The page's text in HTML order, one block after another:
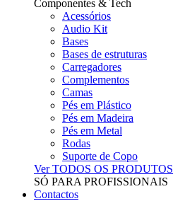
Componentes & Tech
Acessórios
Audio Kit
Bases
Bases de estruturas
Carregadores
Complementos
Camas
Pés em Plástico
Pés em Madeira
Pés em Metal
Rodas
Suporte de Copo
Ver TODOS OS PRODUTOS
SÓ PARA PROFISSIONAIS
Contactos